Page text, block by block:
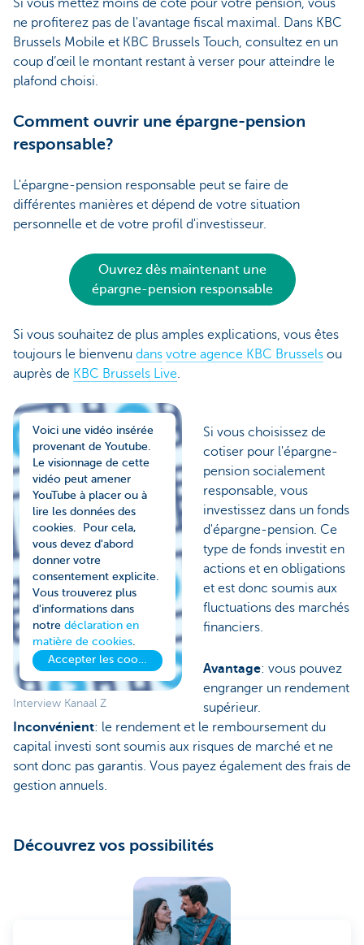
Si vous mettez moins de côté pour votre pension, vous
ne profiterez pas de l'avantage fiscal maximal. Dans KBC
Brussels Mobile et KBC Brussels Touch, consultez en un
coup d’œil le montant restant à verser pour atteindre le
plafond choisi.
Comment ouvrir une épargne-pension
responsable?
L'épargne-pension responsable peut se faire de
différentes manières et dépend de votre situation
personnelle et de votre profil d'investisseur.
Ouvrez dès maintenant une
épargne-pension responsable
Si vous souhaitez de plus amples explications, vous êtes
toujours le bienvenu dans votre agence KBC Brussels ou
auprès de KBC Brussels Live.
Voici une vidéo insérée
provenant de Youtube.
Le visionnage de cette
vidéo peut amener
YouTube à placer ou à
lire les données des
cookies. Pour cela,
vous devez d'abord
donner votre
consentement explicite.
Vous trouverez plus
d'informations dans
notre déclaration en
matière de cookies.
Accepter les cookies
Interview Kanaal Z
Si vous choisissez de
cotiser pour l'épargne-
pension socialement
responsable, vous
investissez dans un fonds
d'épargne-pension. Ce
type de fonds investit en
actions et en obligations
et est donc soumis aux
fluctuations des marchés
financiers.
Avantage: vous pouvez
engranger un rendement
supérieur.
Inconvénient: le rendement et le remboursement du
capital investi sont soumis aux risques de marché et ne
sont donc pas garantis. Vous payez également des frais de
gestion annuels.
Découvrez vos possibilités